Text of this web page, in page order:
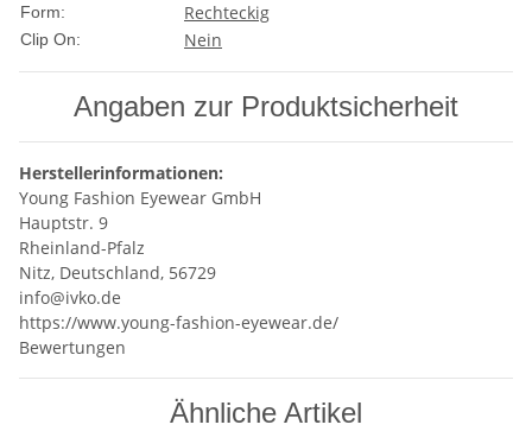
Form: Rechteckig
Clip On: Nein
Angaben zur Produktsicherheit
Herstellerinformationen:
Young Fashion Eyewear GmbH
Hauptstr. 9
Rheinland-Pfalz
Nitz, Deutschland, 56729
info@ivko.de
https://www.young-fashion-eyewear.de/
Bewertungen
Ähnliche Artikel